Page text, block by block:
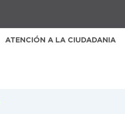
ATENCIÓN A LA CIUDADANIA